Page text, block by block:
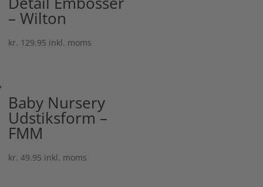
– Wilton
kr. 129.95 inkl. moms
Baby Nursery
Udstiksform –
FMM
kr. 49.95 inkl. moms